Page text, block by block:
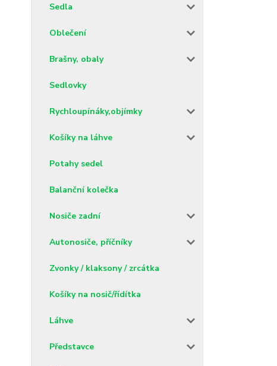
Sedla
Oblečení
Brašny, obaly
Sedlovky
Rychloupínáky,objímky
Košíky na láhve
Potahy sedel
Balanční kolečka
Nosiče zadní
Autonosiče, příčníky
Zvonky / klaksony / zrcátka
Košíky na nosič/řídítka
Láhve
Představce